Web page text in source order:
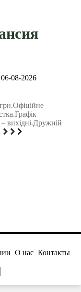
06-08-2026
вихідні.Дружній
О нас Контакты